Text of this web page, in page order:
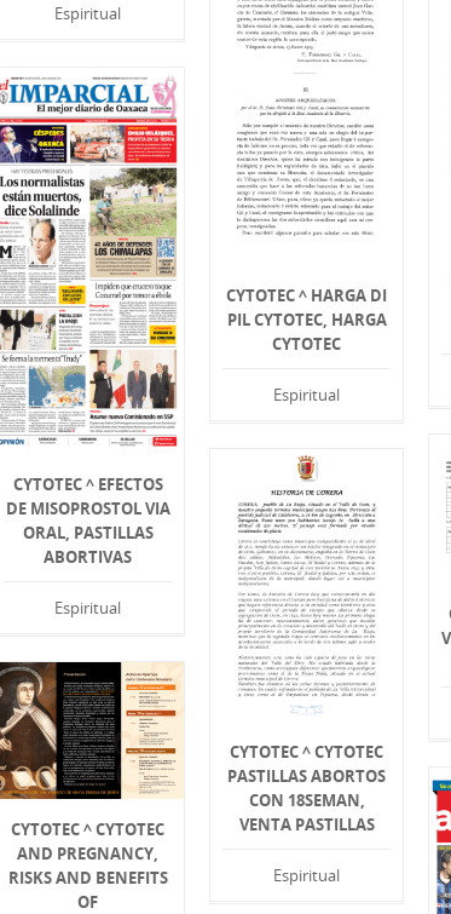
Espiritual
CYTOTEC ^ HARGA DI
PIL CYTOTEC, HARGA
CYTOTEC
Espiritual
CYTOTEC ^ EFECTOS
DE MISOPROSTOL VIA
ORAL, PASTILLAS
ABORTIVAS
Espiritual
CYTOTEC ^ CYTOTEC
PASTILLAS ABORTOS
CON 18SEMAN,
VENTA PASTILLAS
Espiritual
CYTOTEC ^ CYTOTEC
AND PREGNANCY,
RISKS AND BENEFITS
OF